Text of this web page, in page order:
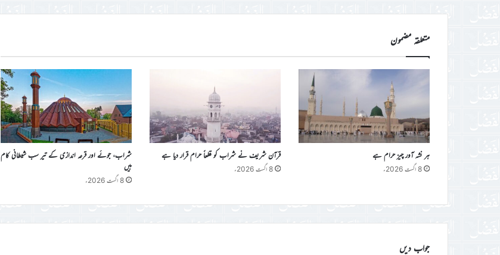
متعلقہ مضمون
ہر نشہ آور چیز حرام ہے
8 اگست 2026ء
قرآن شریف نے شراب کو قطعاً حرام قرار دیا ہے
8 اگست 2026ء
شراب، جوئے اور قرعہ اندازی کے تیر سب شیطانی کام
ہیں
8 اگست 2026ء
جواب دیں